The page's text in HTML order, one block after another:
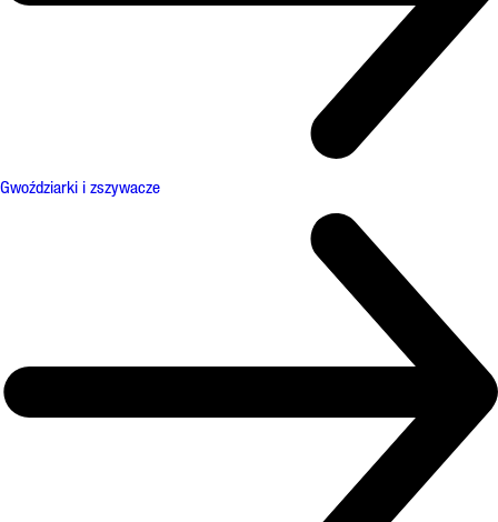
Gwoździarki i zszywacze